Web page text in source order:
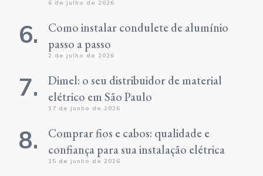
6 de julho de 2026
Como instalar condulete de alumínio
passo a passo
2 de julho de 2026
Dimel: o seu distribuidor de material
elétrico em São Paulo
17 de junho de 2026
Comprar fios e cabos: qualidade e
confiança para sua instalação elétrica
15 de junho de 2026